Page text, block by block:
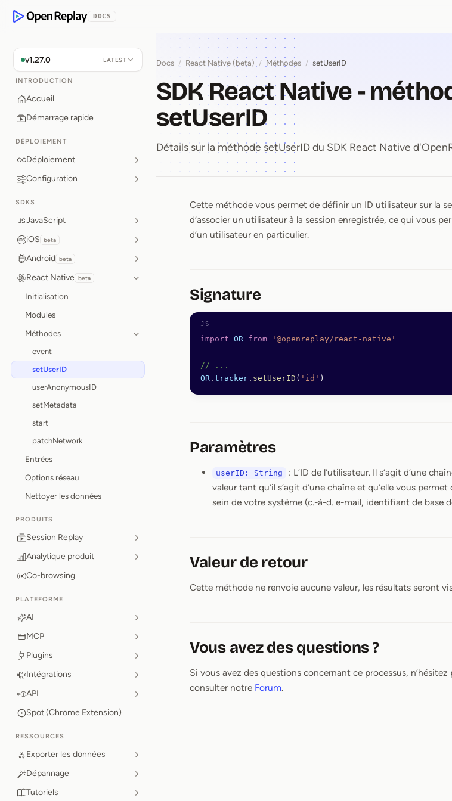
OpenReplay
DOCS
v1.27.0 LATEST
INTRODUCTION
Accueil
Démarrage rapide
DÉPLOIEMENT
Déploiement
Configuration
SDKS
JavaScript
iOS beta
Android beta
React Native beta
Initialisation
Modules
Méthodes
event
setUserID
userAnonymousID
setMetadata
start
patchNetwork
Entrées
Options réseau
Nettoyer les données
PRODUITS
Session Replay
Analytique produit
Co-browsing
PLATEFORME
AI
MCP
Plugins
Intégrations
API
Spot (Chrome Extension)
RESSOURCES
Exporter les données
Dépannage
Tutoriels
Docs / React Native (beta) / Méthodes / setUserID
SDK React Native -
setUserID
Détails sur la méthode setUserID du SDK React Native
SDK React Native ⁠-⁠ méthode
Cette méthode vous permet de définir un ID utilisateur sur la
d’associer un utilisateur à la session enregistrée, ce qui vous
d’un utilisateur en particulier.
Signature
import OR from '@openreplay/react-native'
// ...
OR . tracker . setUserID ( 'id' )
Paramètres
userID: String
: L’ID de l’utilisateur. Il s’agit d’une
valeur tant qu’il s’agit d’une chaîne et qu’elle vous
sein de votre système (c.-à-d. e-mail, identifiant de base
Valeur de retour
Cette méthode ne renvoie aucune valeur, les résultats seront
Vous avez des questions ?
Si vous avez des questions concernant ce processus,
consulter notre Forum.